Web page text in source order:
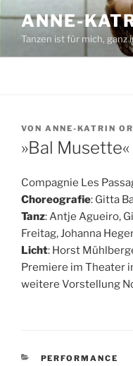
Zum
Inhalt
springen
ANNE-
Tanzen ist für mich, ganz
VERÖFFENTLICHT
AM
VON ANNE-KATRIN
»Bal Musette«
Compagnie Les
Choreografie: Gitta
Tanz: Antje Agueiro,
Freitag, Johanna
Licht: Horst
Premiere im Theater
weitere Vorstellung
KATEGORIEN
PERFORMANCE